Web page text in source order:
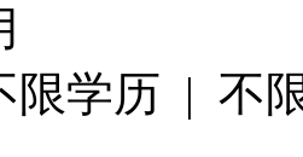
学历 | 不